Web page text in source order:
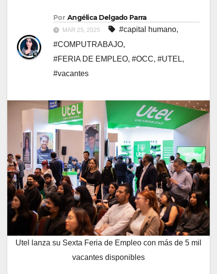
Por Angélica Delgado Parra
MAR 25, 2025 #capital humano,
#COMPUTRABAJO,
#FERIA DE EMPLEO, #OCC, #UTEL,
#vacantes
Utel lanza su Sexta Feria de Empleo con más de 5 mil
vacantes disponibles